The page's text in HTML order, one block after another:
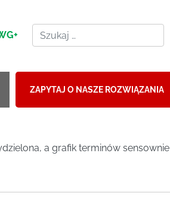
ZAPYTAJ O NASZE ROZWIĄZANIA
a grafik terminów sensownie